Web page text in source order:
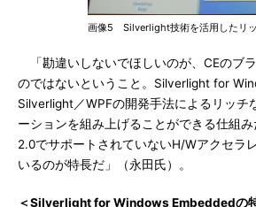
画像5 Silverlight技術を活用したリ
「勘違いしないでほしいのが、CEのブ
のではないということ。Silverlight for
Silverlight／WPFの開発手法によるリッチ
ーションを組み上げることができる仕組
2.0でサポートされていないH/Wアクセラ
いるのが特長だ」（永田氏）。
＜Silverlight for Windows Embeddedの